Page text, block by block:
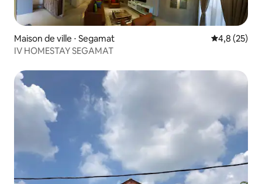
Maison de ville ⋅ Segamat Évaluation
4,8 (25)
IV HOMESTAY SEGAMAT